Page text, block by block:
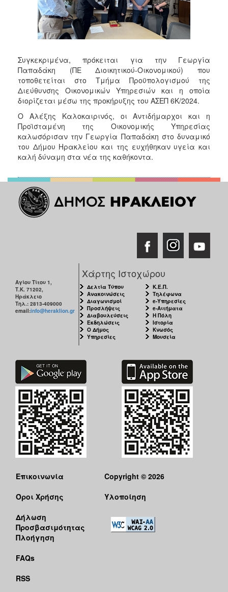
Συγκεκριμένα, πρόκειται για την Γεωργία
Παπαδάκη (ΠΕ Διοικητικού-Οικονομικού) που
τοποθετείται στο Τμήμα Προϋπολογισμού της
Διεύθυνσης Οικονομικών Υπηρεσιών και η οποία
διορίζεται μέσω της προκήρυξης του ΑΣΕΠ 6Κ/2024.
Ο Αλέξης Καλοκαιρινός, οι Αντιδήμαρχοι και η
Προϊσταμένη της Οικονομικής Υπηρεσίας
καλωσόρισαν την Γεωργία Παπαδάκη στο δυναμικό
του Δήμου Ηρακλείου και της ευχήθηκαν υγεία και
καλή δύναμη στα νέα της καθήκοντα.
Αγίου Τίτου 1,
Τ.Κ. 71202,
Ηράκλειο
Τηλ.: 2813-409000
email:info@heraklion.gr
Χάρτης Ιστοχώρου
Δελτία Τύπου
Ανακοινώσεις
Διαγωνισμοί
Προσλήψεις
Διαβουλεύσεις
Εκδηλώσεις
Ο Δήμος
Υπηρεσίες
Κ.Ε.Π.
Τηλέφωνα
e-Υπηρεσίες
e-Αιτήματα
Η Πόλη
Ιστορία
Κνωσός
Μουσεία
Επικοινωνία
Όροι Χρήσης
Δήλωση
Προσβασιμότητας
Πλοήγηση
FAQs
RSS
Copyright © 2026
Υλοποίηση